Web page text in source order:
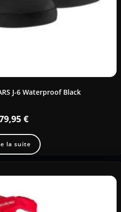
J-6 Waterproof Black
€
la suite